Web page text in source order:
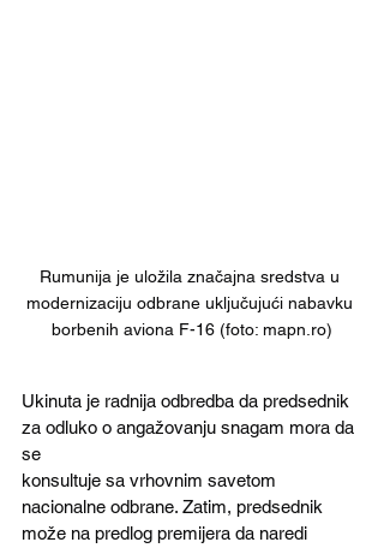
Rumunija je uložila značajna sredstva u
modernizaciju odbrane uključujući nabavku
borbenih aviona F-16 (foto: mapn.ro)
Ukinuta je radnija odbredba da predsednik
za odluko o angažovanju snagam mora da
se
konsultuje sa vrhovnim savetom
nacionalne odbrane. Zatim, predsednik
može na predlog premijera da naredi